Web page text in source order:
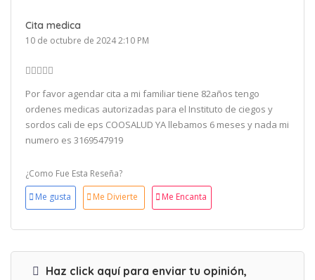
Cita medica
10 de octubre de 2024 2:10 PM
Por favor agendar cita a mi familiar tiene 82años tengo
ordenes medicas autorizadas para el Instituto de ciegos y
sordos cali de eps COOSALUD YA llebamos 6 meses y nada mi
numero es 3169547919
¿Como Fue Esta Reseña?
Me gusta
Me Divierte Me Encanta
Haz click aquí para enviar tu opinión,